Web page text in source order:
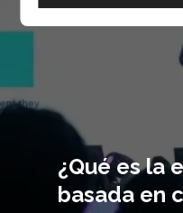
¿Qué es la
basada en